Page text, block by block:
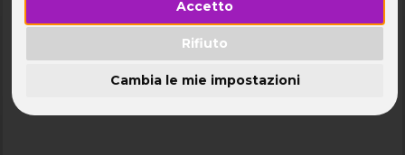
Accetto
Rifiuto
Cambia le mie impostazioni